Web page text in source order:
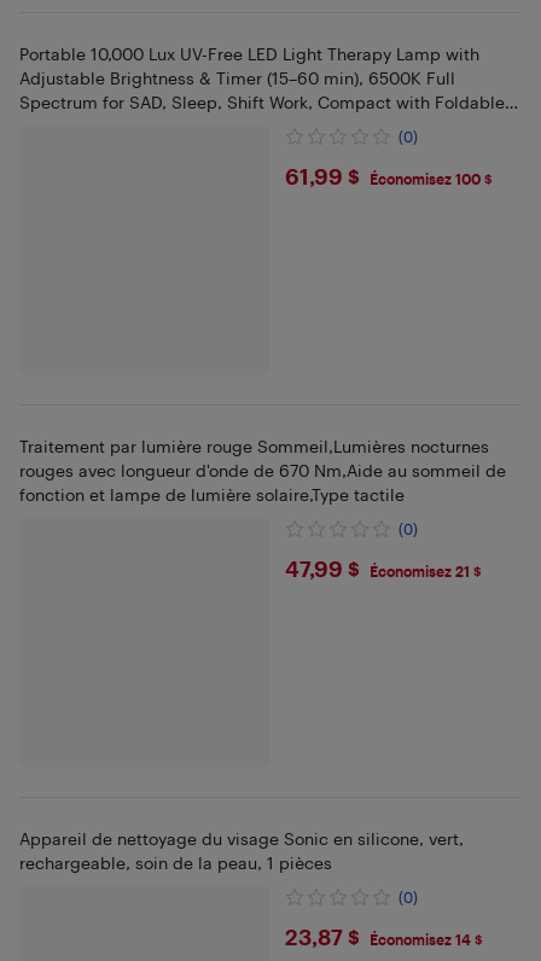
Portable 10,000 Lux UV-Free LED Light Therapy Lamp with
Adjustable Brightness & Timer (15–60 min), 6500K Full
Spectrum for SAD, Sleep, Shift Work, Compact with Foldable
(0)
$61.99
61,99 $ Économisez 100 $
Traitement par lumière rouge Sommeil,Lumières nocturnes
rouges avec longueur d'onde de 670 Nm,Aide au sommeil de
fonction et lampe de lumière solaire,Type tactile
(0)
$47.99
47,99 $ Économisez 21 $
Appareil de nettoyage du visage Sonic en silicone, vert,
rechargeable, soin de la peau, 1 pièces
(0)
$23.87
23,87 $ Économisez 14 $